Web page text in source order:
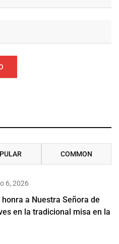
COMMON
6, 2026
honra a Nuestra Señora de
en la tradicional misa en la